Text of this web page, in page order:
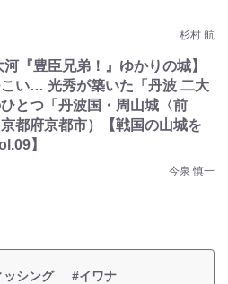
杉村 航
河『豊臣兄弟！』ゆかりの城】
い… 光秀が築いた「丹波 二大
とつ「丹波国・周山城〈前
都府京都市）【戦国の山城を
】
今泉 慎一
ッシング
#イワナ